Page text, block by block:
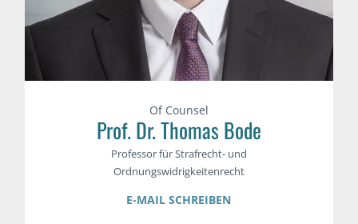
Of Counsel
Prof. Dr. Thomas Bode
Professor für Strafrecht- und
Ordnungswidrigkeitenrecht
E-MAIL SCHREIBEN